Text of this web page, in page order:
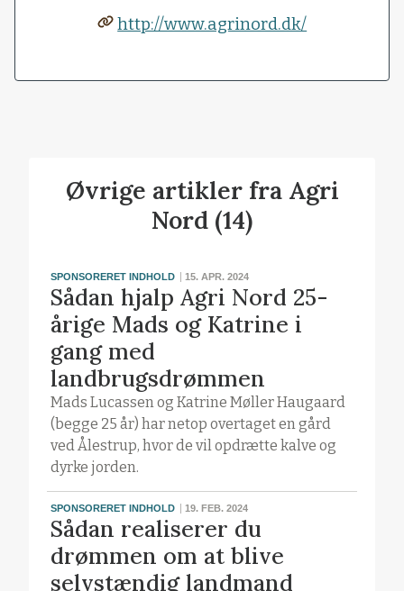
http://www.agrinord.dk/
Øvrige artikler fra Agri
Nord (14)
SPONSORERET INDHOLD 15. APR. 2024
Sådan hjalp Agri Nord 25-
årige Mads og Katrine i
gang med
landbrugsdrømmen
Mads Lucassen og Katrine Møller Haugaard
(begge 25 år) har netop overtaget en gård
ved Ålestrup, hvor de vil opdrætte kalve og
dyrke jorden.
SPONSORERET INDHOLD 19. FEB. 2024
Sådan realiserer du
drømmen om at blive
selvstændig landmand